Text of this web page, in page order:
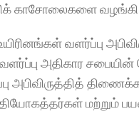
காசோலைகளை
வளர்ப்பு
அபிவிருத்தித்
மற்றும்